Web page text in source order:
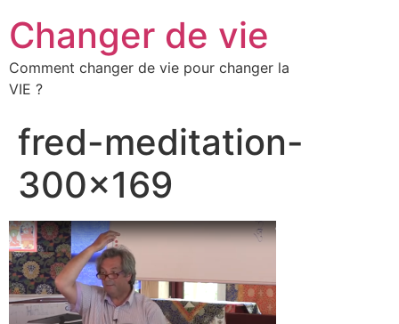
Changer de vie
Comment changer de vie pour changer la
VIE ?
fred-meditation-
300×169